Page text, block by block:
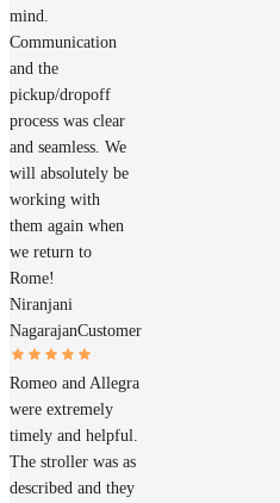
mind.
Communication
and the
pickup/dropoff
process was clear
and seamless. We
will absolutely be
working with
them again when
we return to
Rome!
Niranjani
NagarajanCustomer
Romeo and Allegra
were extremely
timely and helpful.
The stroller was as
described and they